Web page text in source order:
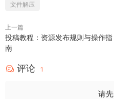
文件解压
上一篇
投稿教程：资源发布规则与操作指
南
评论 1
请先